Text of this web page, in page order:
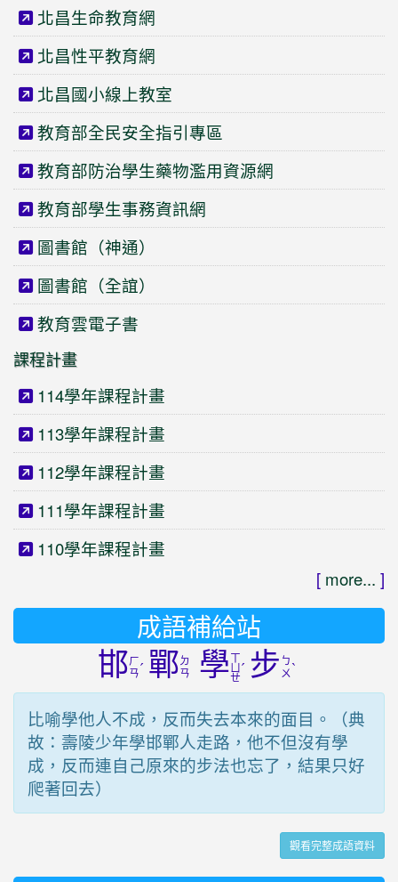
北昌生命教育網
北昌性平教育網
北昌國小線上教室
教育部全民安全指引專區
教育部防治學生藥物濫用資源網
教育部學生事務資訊網
圖書館（神通）
圖書館（全誼）
教育雲電子書
課程計畫
114學年課程計畫
113學年課程計畫
112學年課程計畫
111學年課程計畫
110學年課程計畫
[ more... ]
成語補給站
邯ㄏ
ㄢˊ 鄲ㄉ
ㄢ
學ㄩ
ㄝ
ˊ 步 ㄅ
ㄨˋ
比喻學他人不成，反而失去本來的面目。（典
故：壽陵少年學邯鄲人走路，他不但沒有學
成，反而連自己原來的步法也忘了，結果只好
爬著回去）
觀看完整成語資料